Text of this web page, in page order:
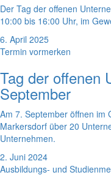
Der Tag der offenen
10:00 bis 16:00 Uhr, im
6. April 2025
Termin vormerken
Tag der offenen
September
Am 7. September öffnen im
Markersdorf über 20
Unternehmen.
2. Juni 2024
Ausbildungs- und